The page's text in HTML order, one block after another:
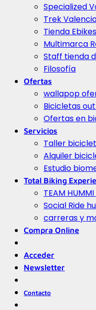
Specialized
Trek
Tienda
Multimarca
Staff tienda
Filosofía
Ofertas
wallapop
Bicicletas
Ofertas en
Servicios
Taller
Alquiler
Estudio
Total Biking
TEAM HUMMI
Social Ride
carreras y
Compra Online
Acceder
Newsletter
Contacto